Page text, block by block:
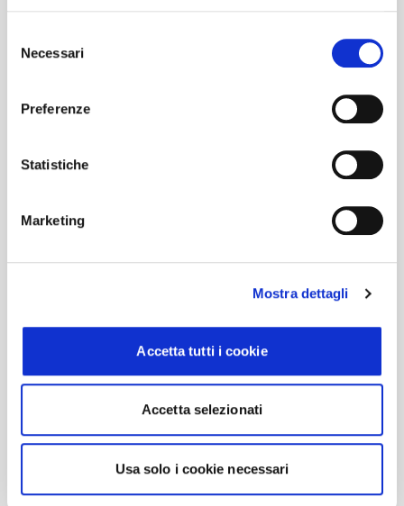
delNecessari
Preferenze
Statistiche
Marketing
Mostra dettagli
Accetta tutti i cookie
Accetta selezionati
Usa solo i cookie necessari